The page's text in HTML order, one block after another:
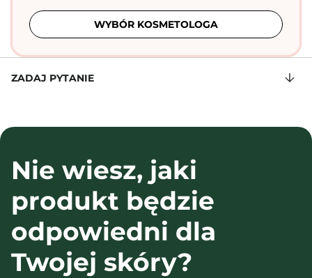
WYBÓR KOSMETOLOGA
ZADAJ PYTANIE
Nie wiesz, jaki
produkt będzie
odpowiedni dla
Twojej skóry?